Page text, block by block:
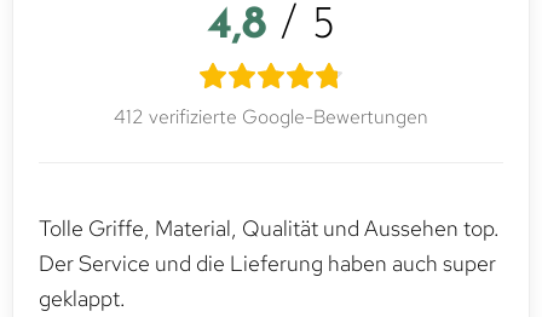
4,8 / 5
412 verifizierte Google-Bewertungen
Tolle Griffe, Material, Qualität und Aussehen top.
Der Service und die Lieferung haben auch super
geklappt.